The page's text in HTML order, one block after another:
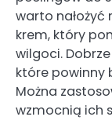
warto nałożyć
krem, który
wilgoci.
które powinny
Można
wzmocnią ich